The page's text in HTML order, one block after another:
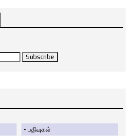
பதிவுகள்